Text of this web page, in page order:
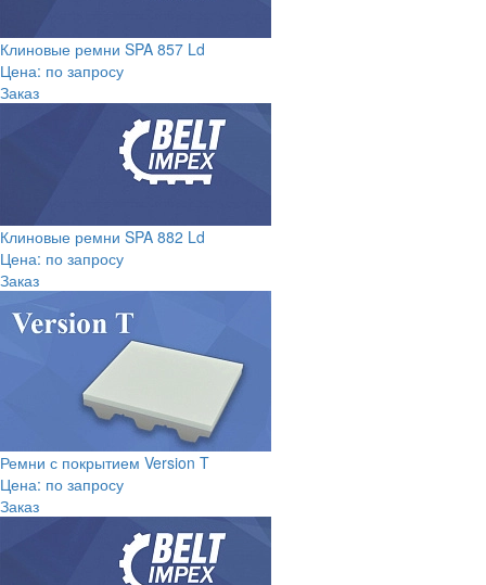
Клиновые ремни SPA 857 Ld
Цена: по запросу
Заказ
Клиновые ремни SPA 882 Ld
Цена: по запросу
Заказ
Ремни с покрытием Version T
Цена: по запросу
Заказ